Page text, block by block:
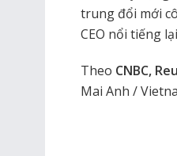
trung đổi mới
CEO nổi tiếng
Theo CNBC,
Mai Anh /